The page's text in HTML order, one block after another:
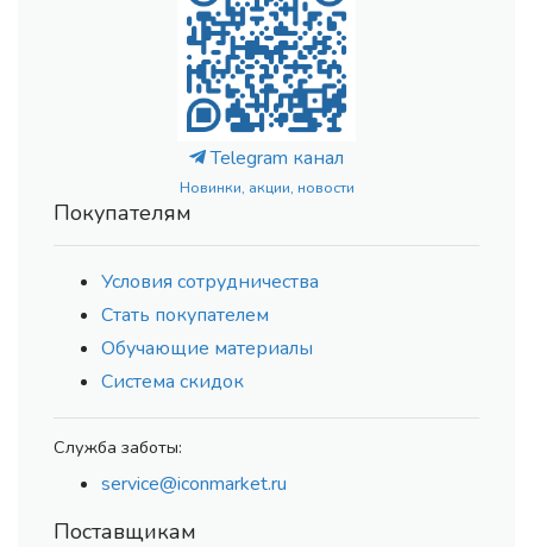
Telegram канал
Новинки, акции, новости
Покупателям
Условия сотрудничества
Стать покупателем
Обучающие материалы
Система скидок
Служба заботы:
service@iconmarket.ru
Поставщикам